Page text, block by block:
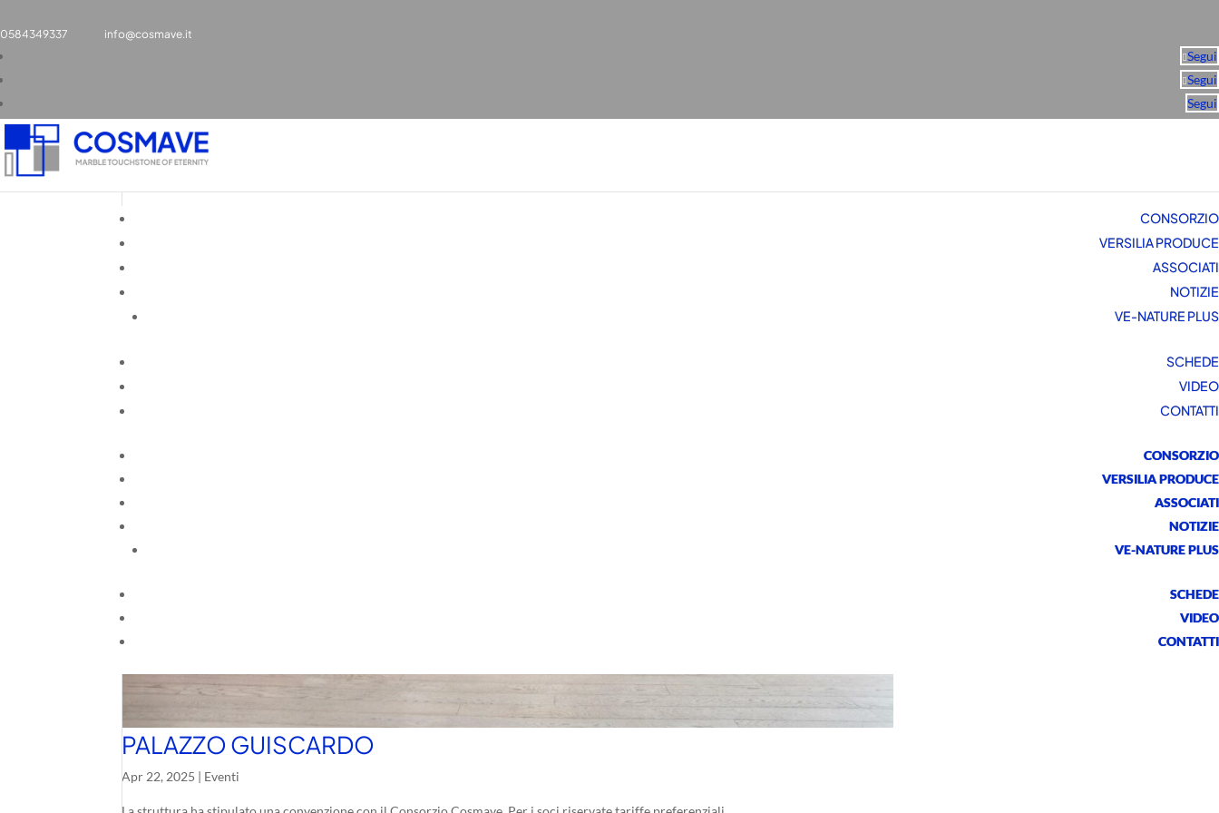
0584349337 info@cosmave.it
Segui
Segui
Segui
CONSORZIO
VERSILIA PRODUCE
ASSOCIATI
NOTIZIE
VE-NATURE PLUS
SCHEDE
VIDEO
CONTATTI
CONSORZIO
VERSILIA PRODUCE
ASSOCIATI
NOTIZIE
VE-NATURE PLUS
SCHEDE
VIDEO
CONTATTI
PALAZZO GUISCARDO
Apr 22, 2025 | Eventi